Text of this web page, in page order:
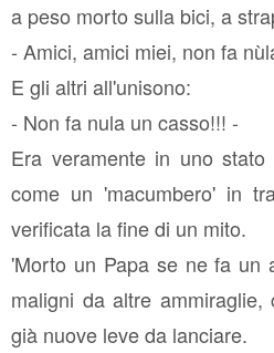
a peso morto sulla bici, a
- Amici, amici miei, non fa
E gli altri all'unisono:
- Non fa nula un casso!!! -
Era veramente in uno stato
come un 'macumbero' in
verificata la fine di un mito.
'Morto un Papa se ne fa un
maligni da altre
già nuove leve da lanciare.